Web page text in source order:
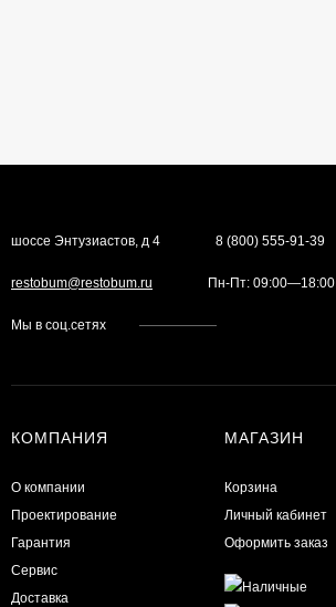
шоссе Энтузиастов, д 4 8 (800) 555-91-39
restobum@restobum.ru Пн-Пт: 09:00—18:00
Мы в соц.сетях
КОМПАНИЯ
О компании
Проектирование
Гарантия
Сервис
Доставка
МАГАЗИН
Корзина
Личный кабинет
Оформить заказ